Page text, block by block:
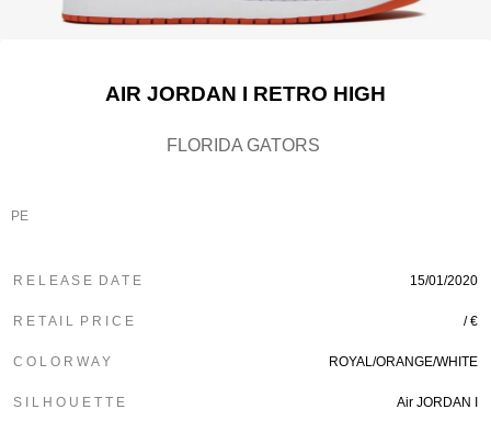
AIR JORDAN I RETRO HIGH
FLORIDA GATORS
PE
R E L E A S E D A T E 15/01/2020
R E T A I L P R I C E / €
C O L O R W A Y ROYAL/ORANGE/WHITE
S I L H O U E T T E Air JORDAN I